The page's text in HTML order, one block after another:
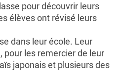
pour découvrir leurs
élèves ont révisé leurs
dans leur école. Leur
pour les remercier de leur
japonais et plusieurs des